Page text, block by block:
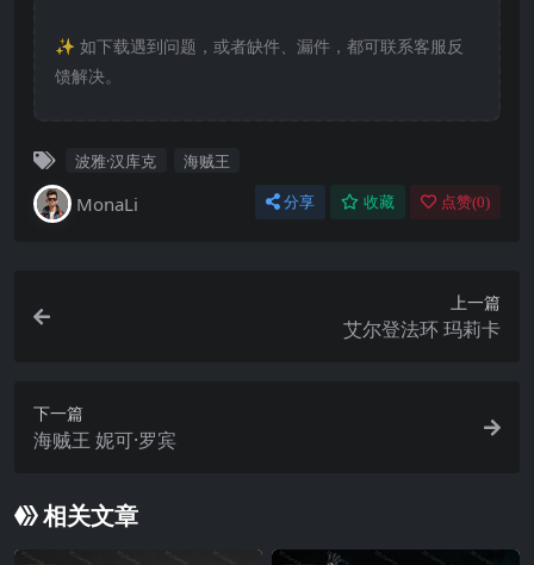
✨️ 如下载遇到问题，或者缺件、漏件，都可联系客服反
馈解决。
波雅·汉库克 海贼王
MonaLi 分享 收藏 点赞(0)
上一篇
艾尔登法环 玛莉卡
下一篇
海贼王 妮可·罗宾
相关文章